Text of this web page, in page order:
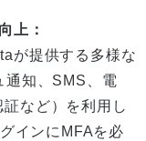
上：
が提供する多様な
通知、SMS、電
など）を利用し
インにMFAを必